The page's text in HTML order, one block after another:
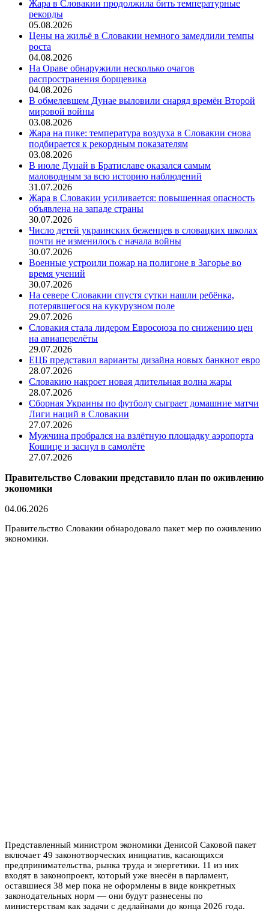
Жара в Словакии продолжила бить температурные
рекорды
05.08.2026
Цены на жильё в Словакии немного замедлили темпы
роста
04.08.2026
На Ораве обнаружили несколько очагов
распространения борщевика
04.08.2026
В обмелевшем Дунае выловили снаряд времён Второй
мировой войны
03.08.2026
Жара на пике: температура воздуха в Словакии снова
подбирается к рекордным показателям
03.08.2026
В июле Дунай в Братиславе оказался самым
маловодным за всю историю наблюдений
31.07.2026
Жара в Словакии усиливается: повышенная опасность
объявлена на западе страны
30.07.2026
Число детей украинских беженцев в словацких школах
почти не изменилось с начала войны
30.07.2026
Военные устроили пожар на полигоне в Загорье во
время учений
30.07.2026
На севере Словакии спустя сутки нашли ребёнка,
потерявшегося на кукурузном поле
29.07.2026
Словакия стала лидером Евросоюза по снижению цен
на авиаперелёты
29.07.2026
ЕЦБ представил варианты дизайна новых банкнот евро
28.07.2026
Словакию накроет новая длительная волна жары
28.07.2026
Сборная Украины по футболу сыграет домашние матчи
Лиги наций в Словакии
27.07.2026
Мужчина пробрался на взлётную площадку аэропорта
Кошице и заснул в самолёте
27.07.2026
Правительство Словакии представило план по оживлению
экономики
04.06.2026
Правительство Словакии обнародовало пакет мер по оживлению
экономики.
Представленный министром экономики Денисой Саковой пакет
включает 49 законотворческих инициатив, касающихся
предпринимательства, рынка труда и энергетики. 11 из них
входят в законопроект, который уже внесён в парламент,
оставшиеся 38 мер пока не оформлены в виде конкретных
законодательных норм — они будут разнесены по
министерствам как задачи с дедлайнами до конца 2026 года.